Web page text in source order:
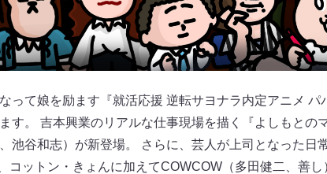
って娘を励ます『就活応援 逆転サヨナラ内定アニメ パ
す。 吉本興業のリアルな仕事現場を描く『よしもとの
池谷和志）が新登場。 さらに、芸人が上司となった日
コットン・きょんに加えてCOWCOW（多田健二、善